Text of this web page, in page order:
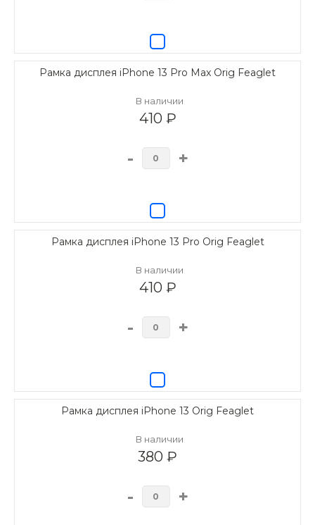
Рамка дисплея iPhone 13 Pro Max Orig Feaglet
В наличии
410 ₽
- +
Рамка дисплея iPhone 13 Pro Orig Feaglet
В наличии
410 ₽
- +
Рамка дисплея iPhone 13 Orig Feaglet
В наличии
380 ₽
- +